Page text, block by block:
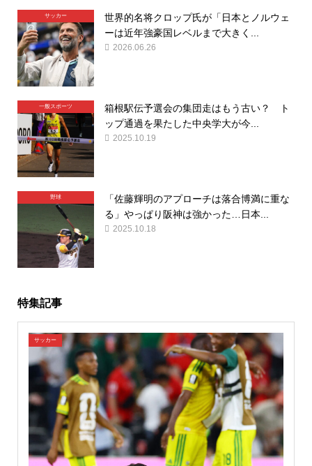
サッカー
世界的名将クロップ氏が「日本とノルウェ
ーは近年強豪国レベルまで大きく...
2026.06.26
一般スポーツ
箱根駅伝予選会の集団走はもう古い？ ト
ップ通過を果たした中央学大が今...
2025.10.19
野球
「佐藤輝明のアプローチは落合博満に重な
る」やっぱり阪神は強かった…日本...
2025.10.18
特集記事
サッカー